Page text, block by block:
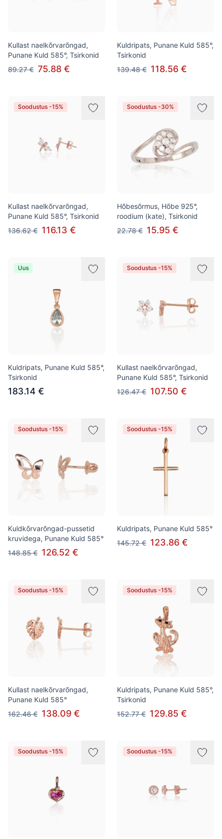
Kullast naelkõrvarõngad,
Punane Kuld 585°, Tsirkonid
89.27 € 75.88 €
Kuldripats, Punane Kuld 585°,
Tsirkonid
139.48 € 118.56 €
Soodustus -15%
Kullast naelkõrvarõngad,
Punane Kuld 585°, Tsirkonid
136.62 € 116.13 €
Soodustus -30%
Hõbesõrmus, Hõbe 925°,
roodium (kate), Tsirkonid
22.78 € 15.95 €
Uus
Kuldripats, Punane Kuld 585°,
Tsirkonid
183.14 €
Soodustus -15%
Kullast naelkõrvarõngad,
Punane Kuld 585°, Tsirkonid
126.47 € 107.50 €
Soodustus -15%
Kuldkõrvarõngad-pussetid
kruvidega, Punane Kuld 585°
148.85 € 126.52 €
Soodustus -15%
Kuldripats, Punane Kuld 585°
145.72 € 123.86 €
Soodustus -15%
Kullast naelkõrvarõngad,
Punane Kuld 585°
162.46 € 138.09 €
Soodustus -15%
Kuldripats, Punane Kuld 585°,
Tsirkonid
152.77 € 129.85 €
Soodustus -15% Soodustus -15%